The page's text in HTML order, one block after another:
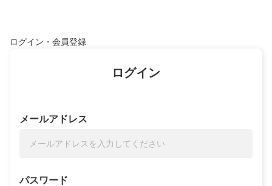
ログイン・会員登録
ログイン
メールアドレス
パスワード